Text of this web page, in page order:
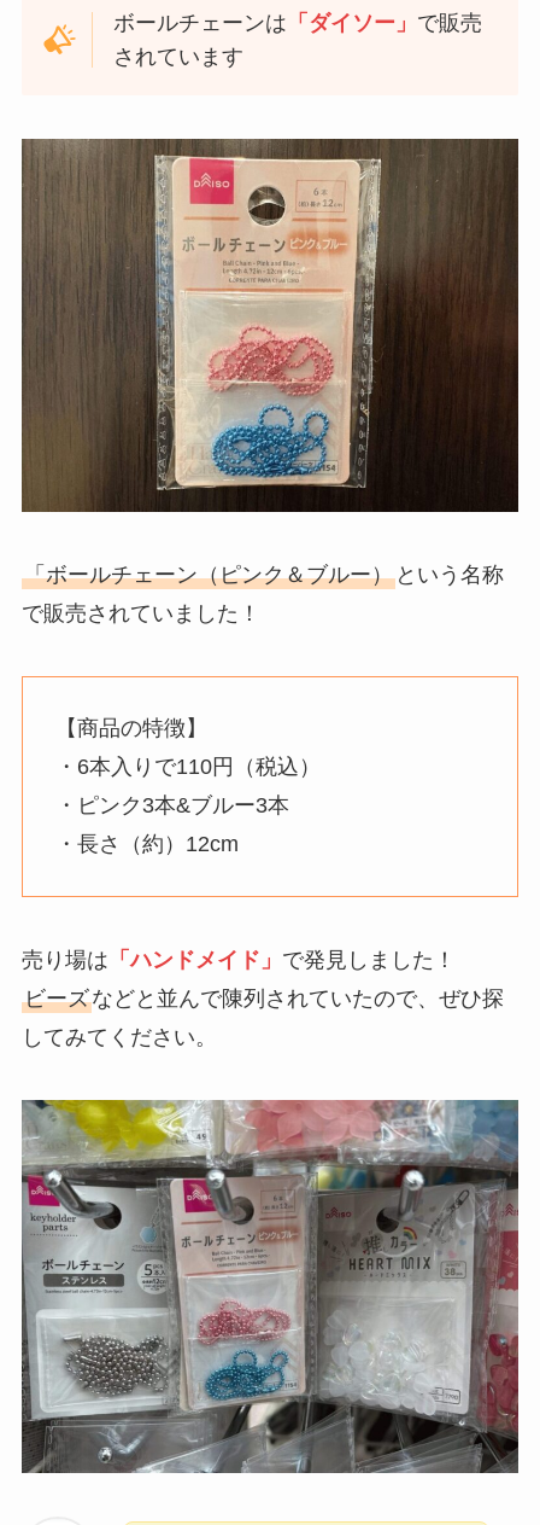
ボールチェーンは 「ダイソー」 で販売
されています
「ボールチェーン（ピンク＆ブルー）という名称
で販売されていました！
【商品の特徴】
・6本入りで110円（税込）
・ピンク3本&ブルー3本
・長さ（約）12cm
売り場は 「ハンドメイド」 で発見しました！
ビーズなどと並んで陳列されていたので、ぜひ探
してみてください。